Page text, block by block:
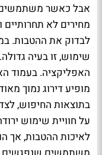
אבל כאשר משתמשים
מחירים לא
לבדוק את ההטבות.
שימוש, זו בעיה
האפליקציה. בעמוד
בתוצאות החיפוש,
על חוויית שימוש
לאיכות ההטבות, אך